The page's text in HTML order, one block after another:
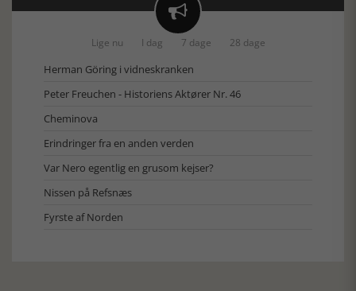

Lige nu I dag 7 dage 28 dage
Herman Göring i vidneskranken
Peter Freuchen - Historiens Aktører Nr. 46
Cheminova
Erindringer fra en anden verden
Var Nero egentlig en grusom kejser?
Nissen på Refsnæs
Fyrste af Norden